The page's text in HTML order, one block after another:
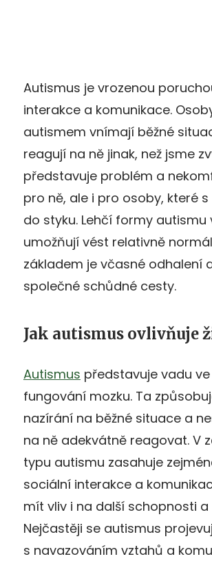
Autismus je vrozenou
interakce a komunikace.
autismem vnímají běžné
reagují na ně jinak, než jsme
představuje problém a
pro ně, ale i pro osoby, které
do styku. Lehčí formy autismu
umožňují vést relativně
základem je včasné odhalení
společné schůdné cesty.
Jak autismus ovlivňuje
Autismus představuje vadu
fungování mozku. Ta
nazírání na běžné situace a
na ně adekvátně reagovat. V
typu autismu zasahuje
sociální interakce a
mít vliv i na další schopnosti
Nejčastěji se autismus
s navazováním vztahů a